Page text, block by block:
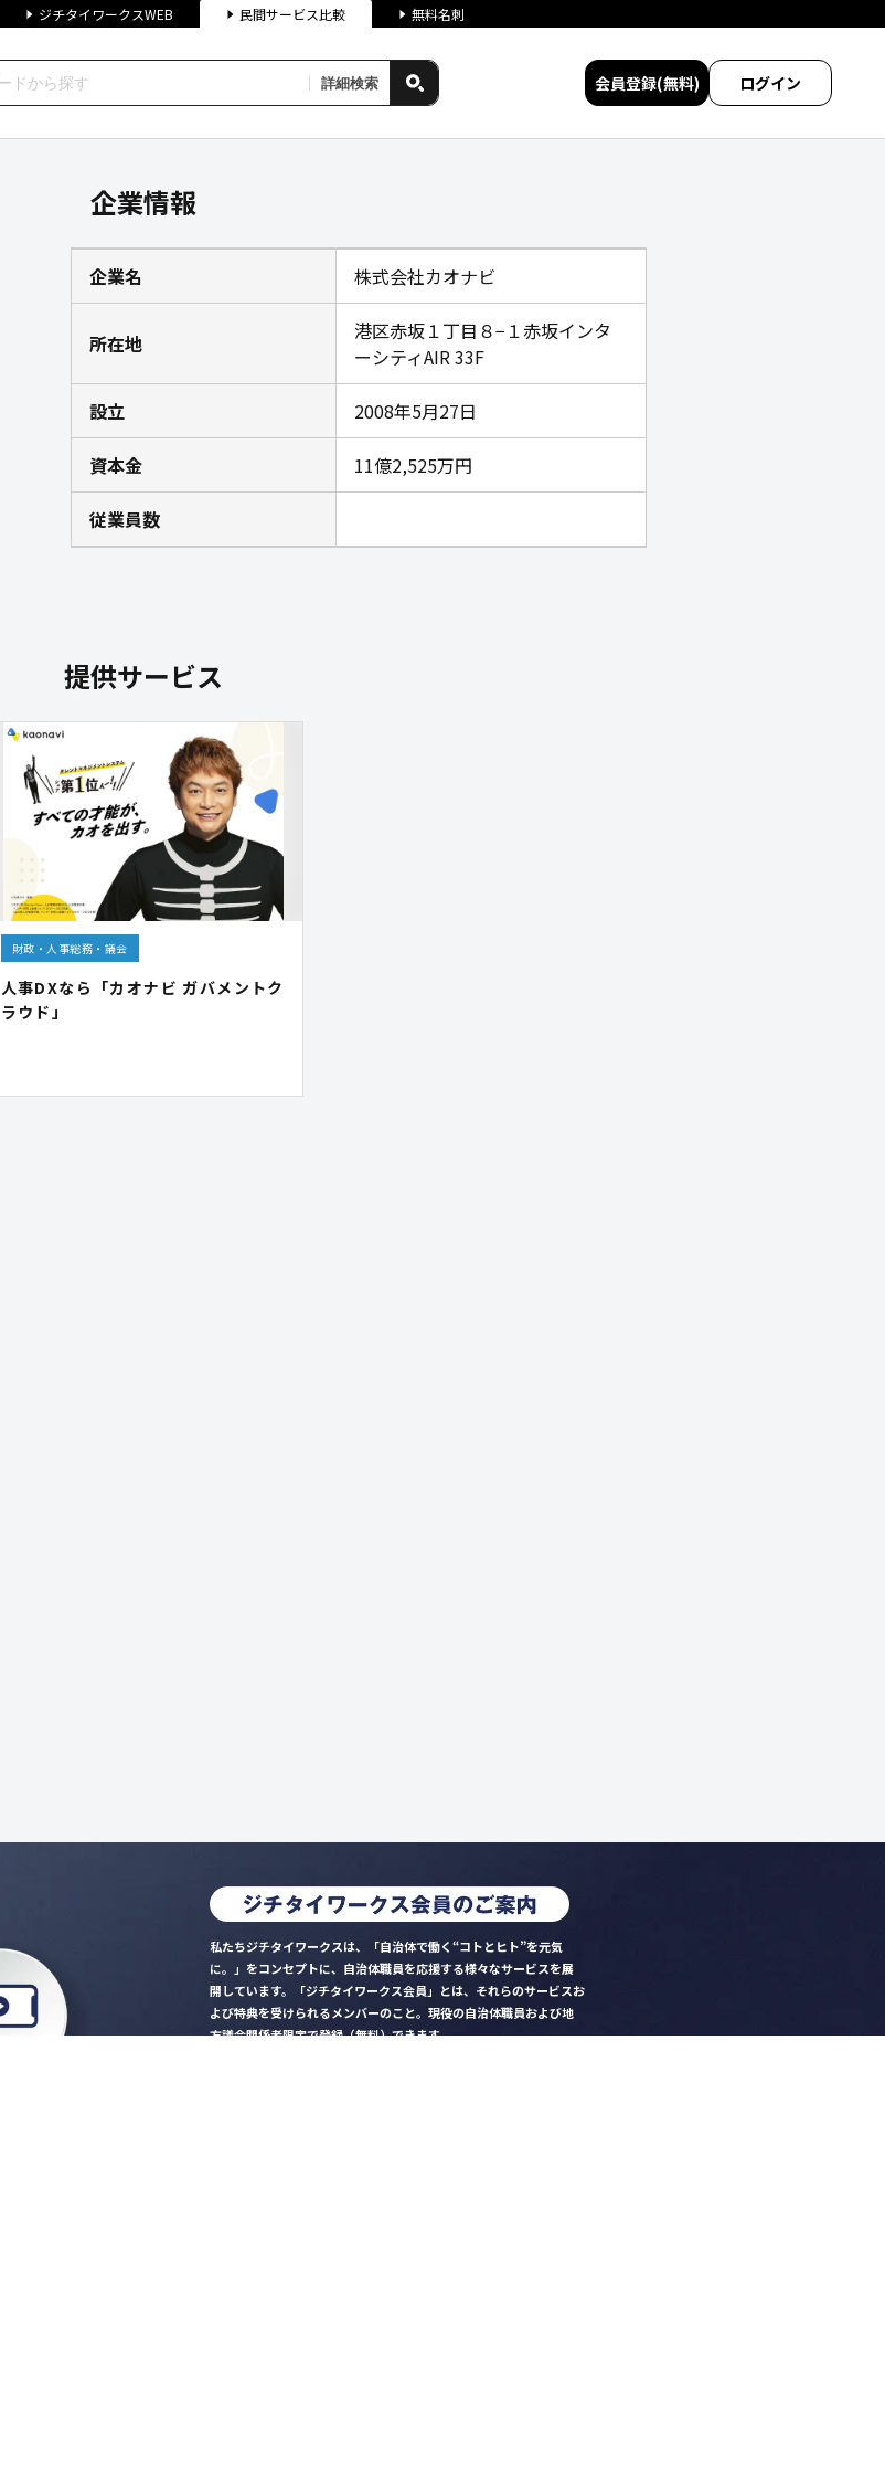
ジチタイワークスWEB 民間サービス比較 無料名刺
詳細検索 会員登録(無料) ログイン
企業情報
企業名 株式会社カオナビ
所在地
港区赤坂１丁目８−１赤坂インタ
ーシティAIR 33F
設立 2008年5月27日
資本金 11億2,525万円
従業員数
提供サービス
財政・人事総務・議会
人事DXなら「カオナビ ガバメントク
ラウド」
私たちジチタイワークスは、「自治体で働く“コトとヒト”を元気
に。」をコンセプトに、自治体職員を応援する様々なサービスを展
開しています。「ジチタイワークス会員」とは、それらのサービスお
よび特典を受けられるメンバーのこと。現役の自治体職員および地
方議会関係者限定で登録（無料）できます。